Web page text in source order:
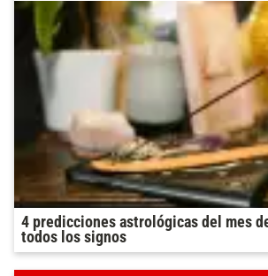
4 predicciones astrológicas del mes
todos los signos